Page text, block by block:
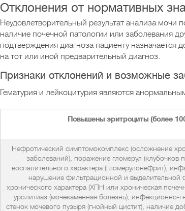
Отклонения от нормативных
Неудовлетворительный результат анализа мочи
наличие почечной патологии или заболевания
подтверждения диагноза пациенту назначается
на тот или иной предварительный диагноз.
Признаки отклонений и возможные
Гематурия и лейкоцитурия являются
Повышены эритроциты (более
Нефротический симптомокомплекс (осложнение
заболеваний), поражение гломерул (клубочков
воспалительного характера (гломерулонефрит),
нарушение фильтрационной и выделительной
хронического характера (ХПН или хроническая
уролитиаз (мочекаменная болезнь), инфекционно-
стенок мочевого пузыря (гнойный цистит), наличие